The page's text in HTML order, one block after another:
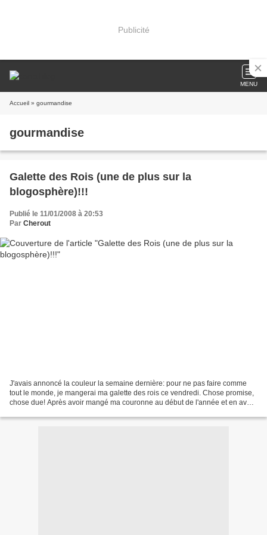
Publicité
MENU
Accueil » gourmandise
gourmandise
Galette des Rois (une de plus sur la
blogosphère)!!!
Publié le 11/01/2008 à 20:53
Par Cherout
J'avais annoncé la couleur la semaine dernière: pour ne pas faire comme
tout le monde, je mangerai ma galette des rois ce vendredi. Chose promise,
chose due! Après avoir mangé ma couronne au début de l'année et en avoir